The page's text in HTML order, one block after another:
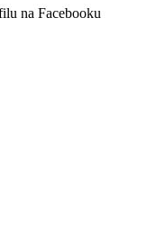
na Facebooku